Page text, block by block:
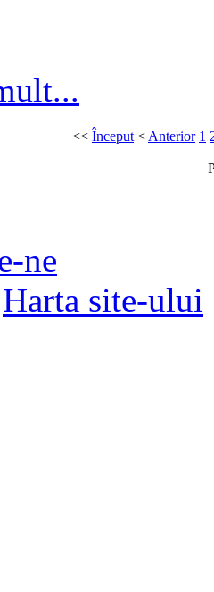
<< Început < Anterior 1
ne
Harta site-ului